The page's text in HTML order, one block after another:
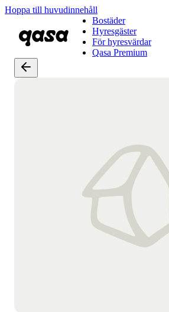
Hoppa till huvudinnehåll
Bostäder
Hyresgäster
För hyresvärdar
Qasa Premium